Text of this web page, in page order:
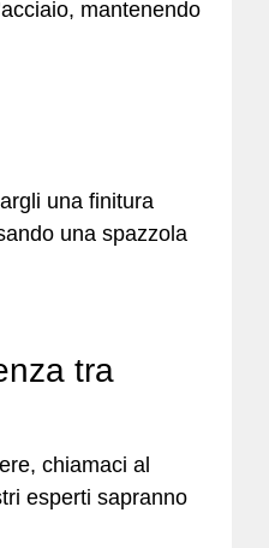
mantenendo
una finitura
una spazzola
tra
chiamaci al
esperti sapranno